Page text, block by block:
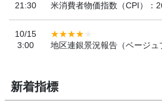
21:30
米消費者物価指数（CPI）：
10/15
3:00
地区連銀景況報告（ベージュ
新着指標